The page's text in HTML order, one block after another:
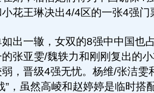
花王琳决出4/4区的一张4强门
一辙，女双的8强中中国也
张亚雯/魏轶力和刚刚复出的
，晋级4强无忧。杨维/张洁雯
”，虽然高崚和赵婷婷是临时搭